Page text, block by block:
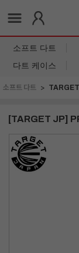
소프트 다트
다트 케이스
소프트 다트 TARGET
[TARGET JP]